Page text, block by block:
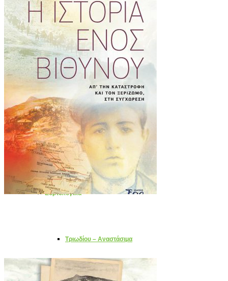
Σειρά «Οι φίλοι μας οι άγιοι»
Διηγήματα – Αληθινές Ιστορίες
Εθνικά – Ιστορικά
Εκπαιδευτικά
Εορτολογικά
Τριωδίου – Αναστάσιμα